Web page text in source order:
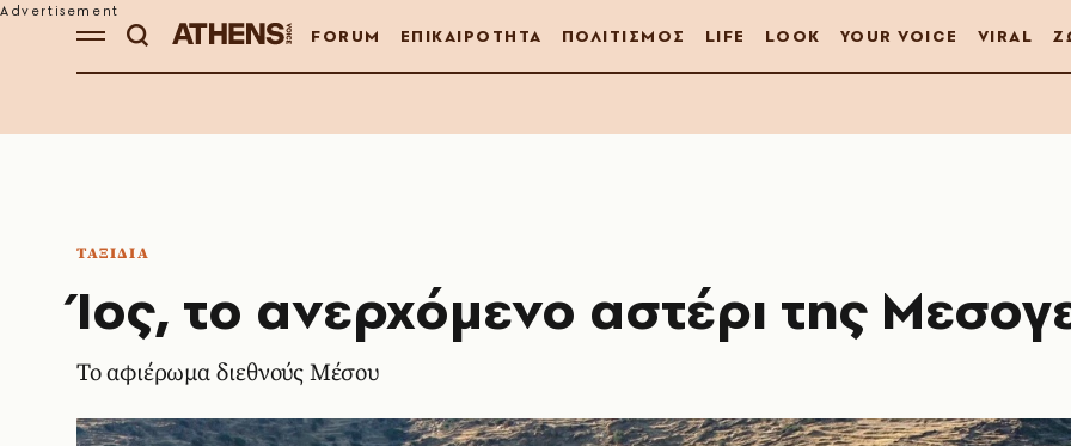
FORUM ΕΠΙΚΑΙΡΟΤΗΤΑ ΠΟΛΙΤΙΣΜΟΣ LIFE LOOK YOUR VOICE VIRAL
ΤΑΞΙΔΙΑ
Ίος, το ανερχόμενο αστέρι της
Το αφιέρωμα διεθνούς Μέσου